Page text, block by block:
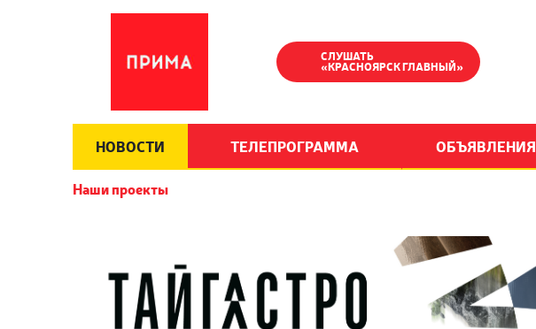
СЛУШАТЬ
«КРАСНОЯРСК ГЛАВНЫЙ»
НОВОСТИ ТЕЛЕПРОГРАММА ОБЪЯВЛЕНИЯ
Наши проекты